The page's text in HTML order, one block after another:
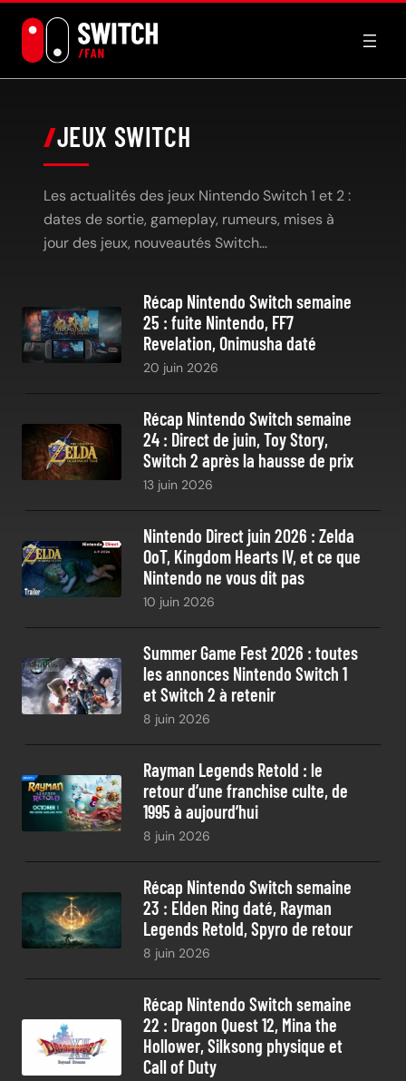
contenu
JEUX SWITCH
Les actualités des jeux Nintendo Switch 1 et 2 :
dates de sortie, gameplay, rumeurs, mises à
jour des jeux, nouveautés Switch…
Récap Nintendo Switch semaine
25 : fuite Nintendo, FF7
Revelation, Onimusha daté
20 juin 2026
Récap Nintendo Switch semaine
24 : Direct de juin, Toy Story,
Switch 2 après la hausse de prix
13 juin 2026
Nintendo Direct juin 2026 : Zelda
OoT, Kingdom Hearts IV, et ce que
Nintendo ne vous dit pas
10 juin 2026
Summer Game Fest 2026 : toutes
les annonces Nintendo Switch 1
et Switch 2 à retenir
8 juin 2026
Rayman Legends Retold : le
retour d’une franchise culte, de
1995 à aujourd’hui
8 juin 2026
Récap Nintendo Switch semaine
23 : Elden Ring daté, Rayman
Legends Retold, Spyro de retour
8 juin 2026
Récap Nintendo Switch semaine
22 : Dragon Quest 12, Mina the
Hollower, Silksong physique et
Call of Duty